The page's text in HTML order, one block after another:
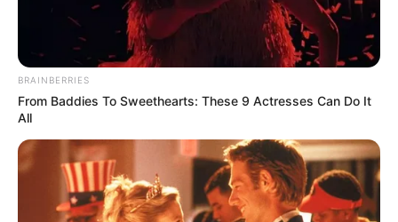
Fischliebhaber:Geräucherter Lachs mit
Frischkäse und Rucola.
Klassisch:
Spiegelei.
Vegan:Gebratene Champignons,
Zucchini und Hummus.
Damit wird
Gesund & köstlich: crepes
BRAINBERRIES
From Baddies To Sweethearts: These 9 Actresses Can Do It
All